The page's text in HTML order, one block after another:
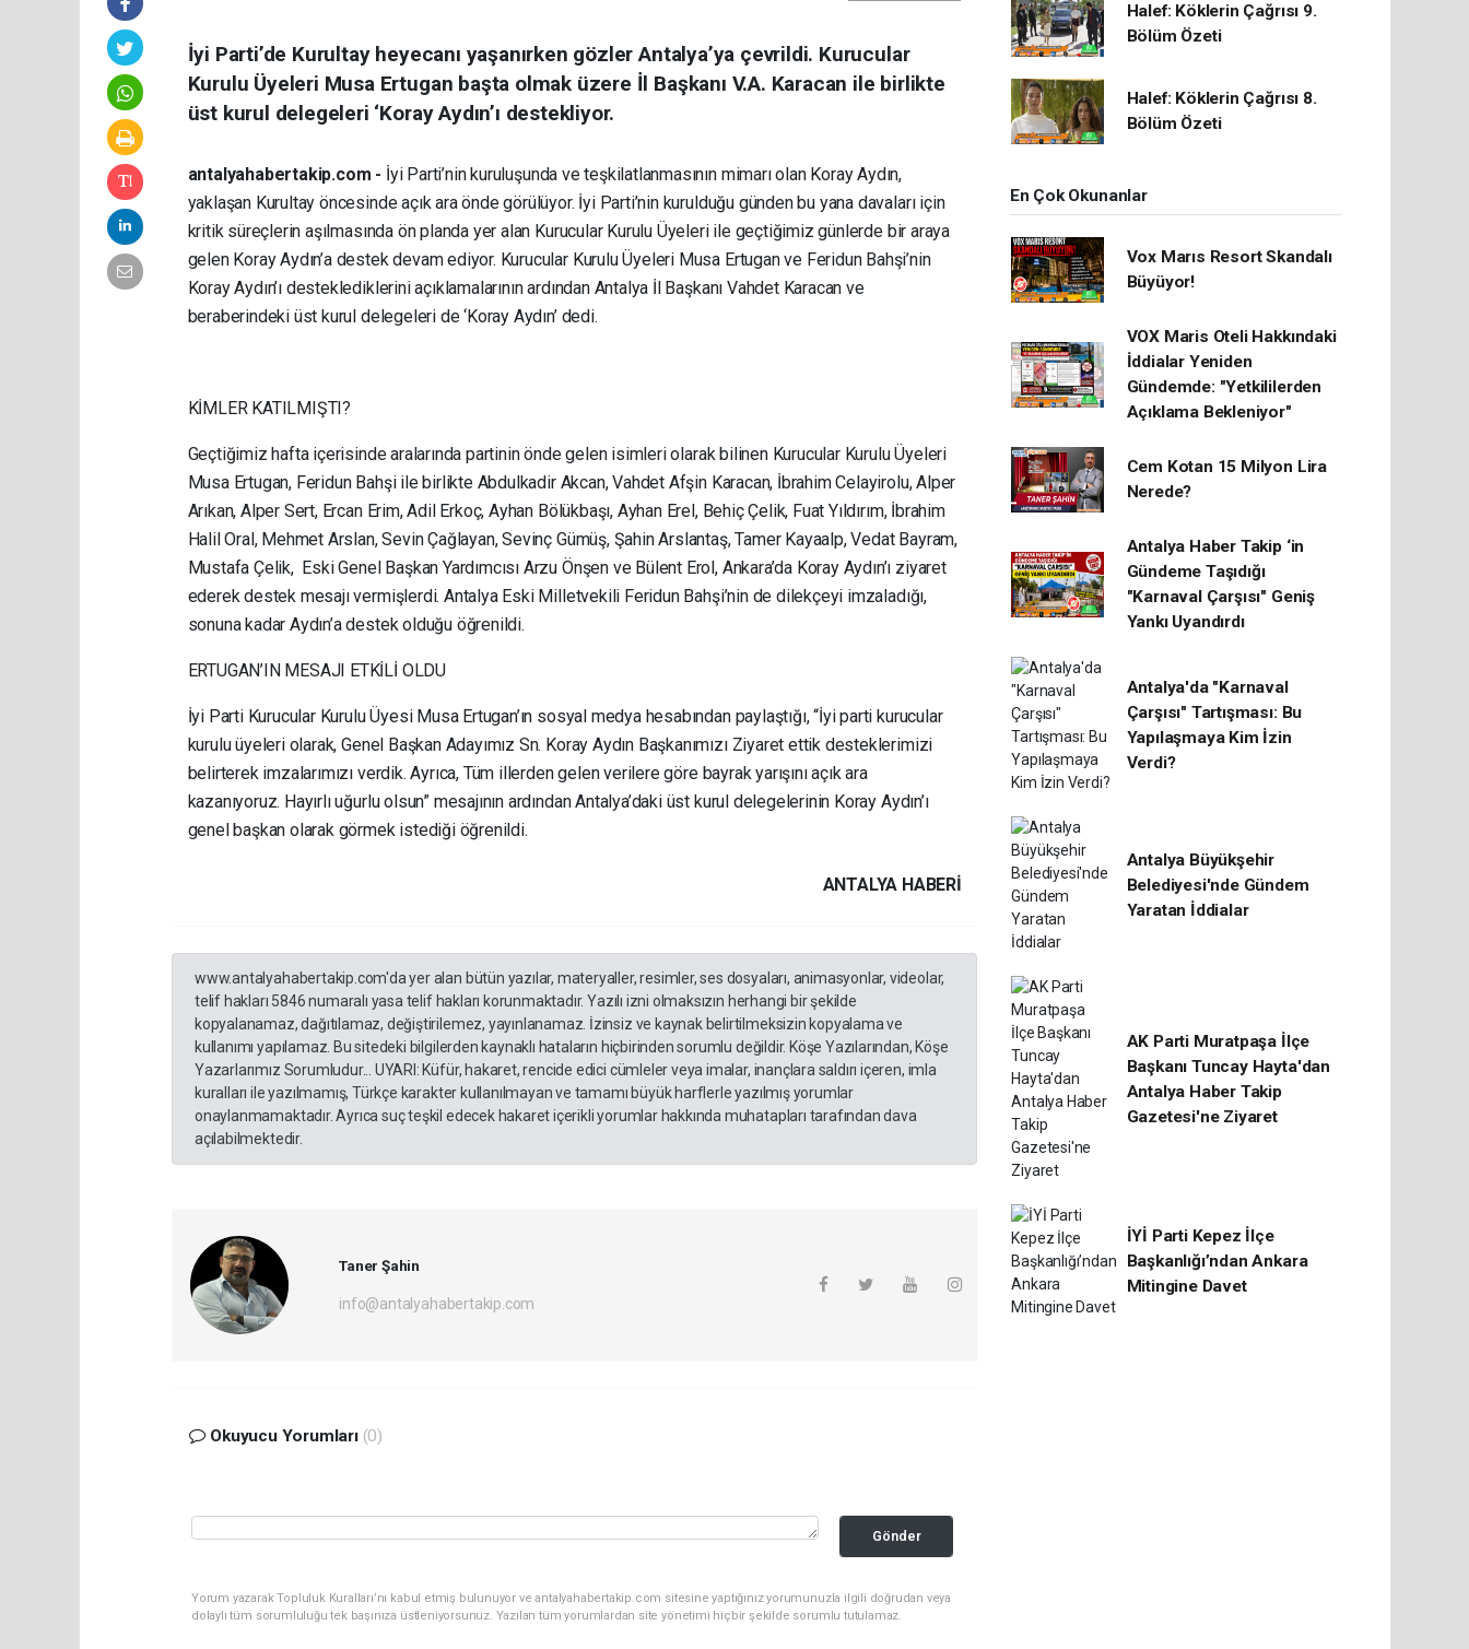
İyi Parti’de Kurultay heyecanı yaşanırken gözler Antalya’ya çevrildi. Kurucular
Kurulu Üyeleri Musa Ertugan başta olmak üzere İl Başkanı V.A. Karacan ile birlikte
üst kurul delegeleri ‘Koray Aydın’ı destekliyor.
antalyahabertakip.com - İyi Parti’nin kuruluşunda ve teşkilatlanmasının mimarı olan Koray Aydın,
yaklaşan Kurultay öncesinde açık ara önde görülüyor. İyi Parti’nin kurulduğu günden bu yana davaları için
kritik süreçlerin aşılmasında ön planda yer alan Kurucular Kurulu Üyeleri ile geçtiğimiz günlerde bir araya
gelen Koray Aydın’a destek devam ediyor. Kurucular Kurulu Üyeleri Musa Ertugan ve Feridun Bahşi’nin
Koray Aydın’ı desteklediklerini açıklamalarının ardından Antalya İl Başkanı Vahdet Karacan ve
beraberindeki üst kurul delegeleri de ‘Koray Aydın’ dedi.
KİMLER KATILMIŞTI?
Geçtiğimiz hafta içerisinde aralarında partinin önde gelen isimleri olarak bilinen Kurucular Kurulu Üyeleri
Musa Ertugan, Feridun Bahşi ile birlikte Abdulkadir Akcan, Vahdet Afşin Karacan, İbrahim Celayirolu, Alper
Arıkan, Alper Sert, Ercan Erim, Adil Erkoç, Ayhan Bölükbaşı, Ayhan Erel, Behiç Çelik, Fuat Yıldırım, İbrahim
Halil Oral, Mehmet Arslan, Sevin Çağlayan, Sevinç Gümüş, Şahin Arslantaş, Tamer Kayaalp, Vedat Bayram,
Mustafa Çelik, Eski Genel Başkan Yardımcısı Arzu Önşen ve Bülent Erol, Ankara’da Koray Aydın’ı ziyaret
ederek destek mesajı vermişlerdi. Antalya Eski Milletvekili Feridun Bahşi’nin de dilekçeyi imzaladığı,
sonuna kadar Aydın’a destek olduğu öğrenildi.
ERTUGAN’IN MESAJI ETKİLİ OLDU
İyi Parti Kurucular Kurulu Üyesi Musa Ertugan’ın sosyal medya hesabından paylaştığı, “İyi parti kurucular
kurulu üyeleri olarak, Genel Başkan Adayımız Sn. Koray Aydın Başkanımızı Ziyaret ettik desteklerimizi
belirterek imzalarımızı verdik. Ayrıca, Tüm illerden gelen verilere göre bayrak yarışını açık ara
kazanıyoruz. Hayırlı uğurlu olsun” mesajının ardından Antalya’daki üst kurul delegelerinin Koray Aydın’ı
genel başkan olarak görmek istediği öğrenildi.
ANTALYA HABERİ
www.antalyahabertakip.com'da yer alan bütün yazılar, materyaller, resimler, ses dosyaları, animasyonlar, videolar,
telif hakları 5846 numaralı yasa telif hakları korunmaktadır. Yazılı izni olmaksızın herhangi bir şekilde
kopyalanamaz, dağıtılamaz, değiştirilemez, yayınlanamaz. İzinsiz ve kaynak belirtilmeksizin kopyalama ve
kullanımı yapılamaz. Bu sitedeki bilgilerden kaynaklı hataların hiçbirinden sorumlu değildir. Köşe Yazılarından, Köşe
Yazarlarımız Sorumludur... UYARI: Küfür, hakaret, rencide edici cümleler veya imalar, inançlara saldırı içeren, imla
kuralları ile yazılmamış, Türkçe karakter kullanılmayan ve tamamı büyük harflerle yazılmış yorumlar
onaylanmamaktadır. Ayrıca suç teşkil edecek hakaret içerikli yorumlar hakkında muhatapları tarafından dava
açılabilmektedir.
Taner Şahin
info@antalyahabertakip.com
Okuyucu Yorumları (0)
Gönder
Yorum yazarak Topluluk Kuralları’nı kabul etmiş bulunuyor ve antalyahabertakip.com sitesine yaptığınız yorumunuzla ilgili doğrudan veya
dolaylı tüm sorumluluğu tek başınıza üstleniyorsunuz. Yazılan tüm yorumlardan site yönetimi hiçbir şekilde sorumlu tutulamaz.
Halef: Köklerin Çağrısı 9.
Bölüm Özeti
Halef: Köklerin Çağrısı 8.
Bölüm Özeti
En Çok Okunanlar
Vox Marıs Resort Skandalı
Büyüyor!
VOX Maris Oteli Hakkındaki
İddialar Yeniden
Gündemde: "Yetkililerden
Açıklama Bekleniyor"
Cem Kotan 15 Milyon Lira
Nerede?
Antalya Haber Takip ‘in
Gündeme Taşıdığı
"Karnaval Çarşısı" Geniş
Yankı Uyandırdı
Antalya'da "Karnaval
Çarşısı" Tartışması: Bu
Yapılaşmaya Kim İzin
Verdi?
Antalya Büyükşehir
Belediyesi'nde Gündem
Yaratan İddialar
AK Parti Muratpaşa İlçe
Başkanı Tuncay Hayta'dan
Antalya Haber Takip
Gazetesi'ne Ziyaret
İYİ Parti Kepez İlçe
Başkanlığı’ndan Ankara
Mitingine Davet